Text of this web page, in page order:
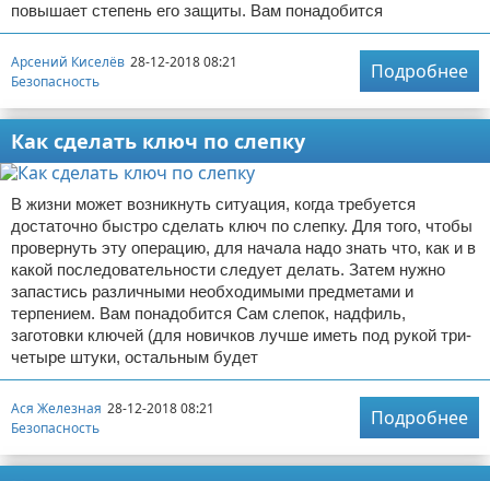
повышает степень его защиты. Вам понадобится
Арсений Киселёв 28-12-2018 08:21
Безопасность
Подробнее
Как сделать ключ по слепку
В жизни может возникнуть ситуация, когда требуется
достаточно быстро сделать ключ по слепку. Для того, чтобы
провернуть эту операцию, для начала надо знать что, как и в
какой последовательности следует делать. Затем нужно
запастись различными необходимыми предметами и
терпением. Вам понадобится Сам слепок, надфиль,
заготовки ключей (для новичков лучше иметь под рукой три-
четыре штуки, остальным будет
Ася Железная 28-12-2018 08:21
Безопасность
Подробнее